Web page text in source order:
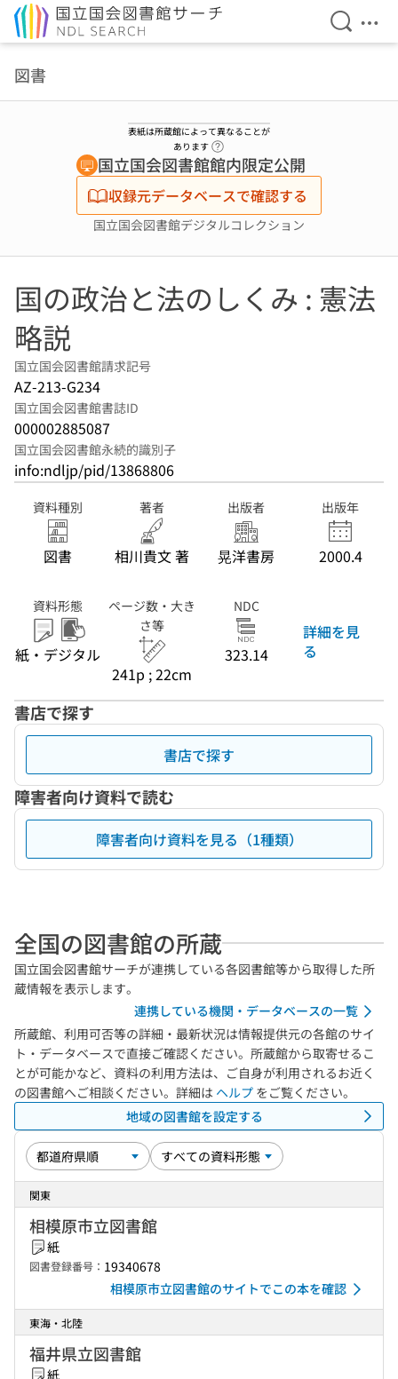
検索を
メ
図書
表紙は所蔵館によって異なることが
あります
国立国会図書館館内限定公開
収録元データベースで確認する
国立国会図書館デジタルコレクション
国の政治と法のしくみ : 憲法
略説
国立国会図書館請求記号
AZ-213-G234
国立国会図書館書誌ID
000002885087
国立国会図書館永続的識別子
info:ndljp/pid/13868806
資料種別
図書
著者
相川貴文 著
出版者
晃洋書房
出版年
2000.4
資料形態
紙・デジタル
ページ数・大き
さ等
241p ; 22cm
NDC
323.14
詳細を見
る
書店で探す
書店で探す
障害者向け資料で読む
障害者向け資料を見る（1種類）
全国の図書館の所蔵
国立国会図書館サーチが連携している各図書館等から取得した所
蔵情報を表示します。
連携している機関・データベースの一覧
所蔵館、利用可否等の詳細・最新状況は情報提供元の各館のサイ
ト・データベースで直接ご確認ください。所蔵館から取寄せるこ
とが可能かなど、資料の利用方法は、ご自身が利用されるお近く
の図書館へご相談ください。詳細は ヘルプ をご覧ください。
地域の図書館を設定する
関東
相模原市立図書館
紙
図書登録番号： 19340678
相模原市立図書館のサイトでこの本を確認
東海・北陸
福井県立図書館
紙